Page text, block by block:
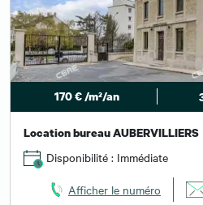
170 € /m²/an
Location bureau AUBERVILLIERS
Disponibilité : Immédiate
Afficher le numéro